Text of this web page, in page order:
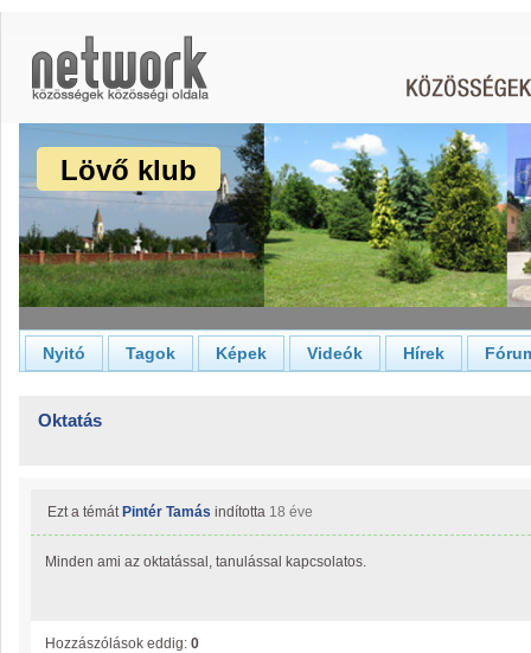
Lövő klub
Nyitó Tagok Képek Videók Hírek
Oktatás
Ezt a témát Pintér Tamás indította 18 éve
Minden ami az oktatással, tanulással kapcsolatos.
Hozzászólások eddig: 0